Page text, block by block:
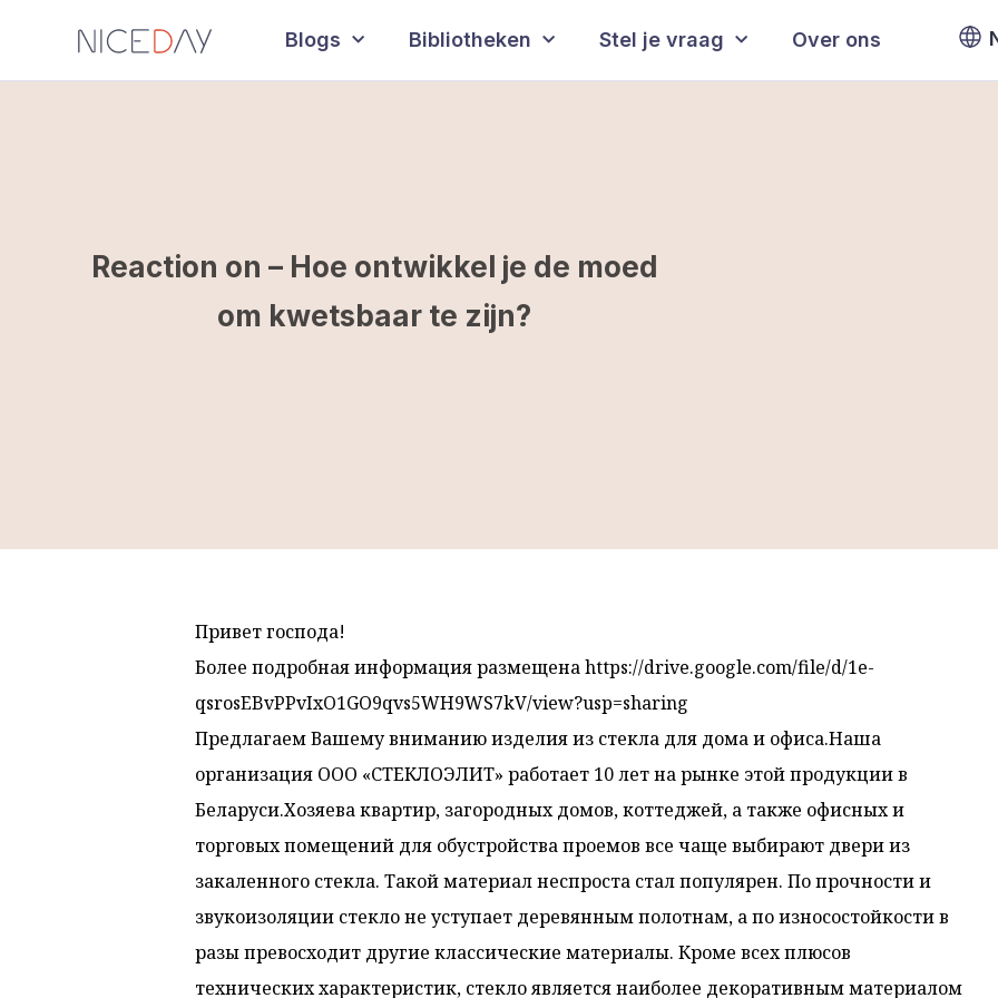
Blogs Bibliotheken Stel je vraag Over ons
Reaction on – Hoe ontwikkel je de moed
om kwetsbaar te zijn?
Привет господа!
Более подробная информация размещена https://drive.google.com/file/d/1e-
qsrosEBvPPvIxO1GO9qvs5WH9WS7kV/view?usp=sharing
Предлагаем Вашему вниманию изделия из стекла для дома и офиса.Наша
организация ООО «СТЕКЛОЭЛИТ» работает 10 лет на рынке этой продукции в
Беларуси.Хозяева квартир, загородных домов, коттеджей, а также офисных и
торговых помещений для обустройства проемов все чаще выбирают двери из
закаленного стекла. Такой материал неспроста стал популярен. По прочности и
звукоизоляции стекло не уступает деревянным полотнам, а по износостойкости в
разы превосходит другие классические материалы. Кроме всех плюсов
технических характеристик, стекло является наиболее декоративным материалом